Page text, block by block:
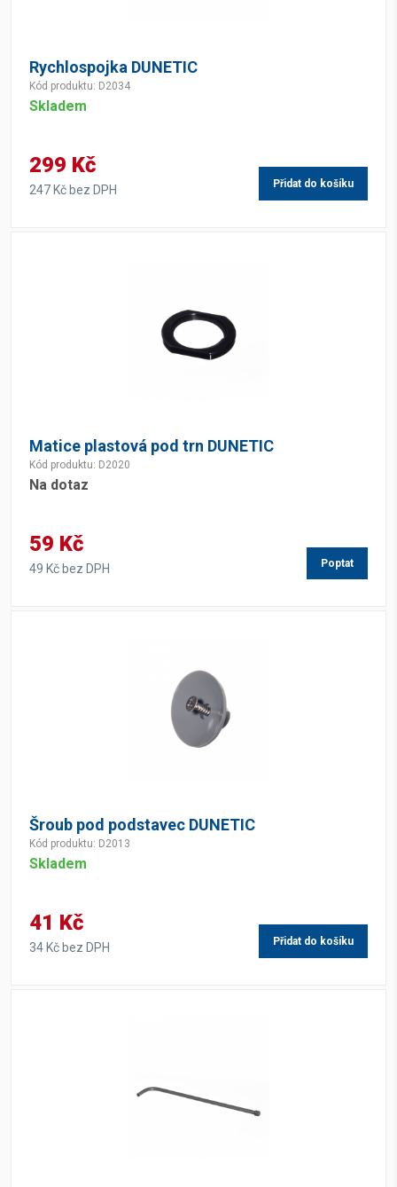
Rychlospojka DUNETIC
Kód produktu: D2034
Skladem
299 Kč
247 Kč bez DPH Přidat do košíku
Matice plastová pod trn DUNETIC
Kód produktu: D2020
Na dotaz
59 Kč
49 Kč bez DPH Poptat
Šroub pod podstavec DUNETIC
Kód produktu: D2013
Skladem
41 Kč
34 Kč bez DPH Přidat do košíku